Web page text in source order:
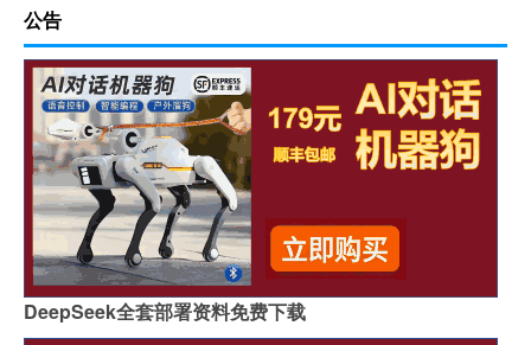
公告
DeepSeek全套部署资料免费下载